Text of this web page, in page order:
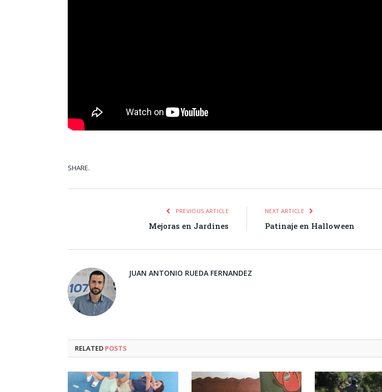
SHARE.
PREVIOUS ARTICLE
Mejoras en Jardines
NEXT ARTICLE
Patinaje en Halloween
JUAN ANTONIO RUEDA FERNANDEZ
RELATED POSTS